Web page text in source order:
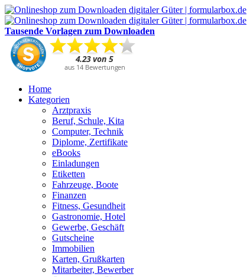
Tausende Vorlagen zum Downloaden
Home
Kategorien
Arztpraxis
Beruf, Schule, Kita
Computer, Technik
Diplome, Zertifikate
eBooks
Einladungen
Etiketten
Fahrzeuge, Boote
Finanzen
Fitness, Gesundheit
Gastronomie, Hotel
Gewerbe, Geschäft
Gutscheine
Immobilien
Karten, Grußkarten
Mitarbeiter, Bewerber